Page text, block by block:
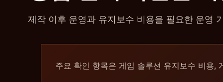
제작 이후 운영과 유지보수 비용을 필요한 운영
주요 확인 항목은 게임 솔루션 유지보수 비용,